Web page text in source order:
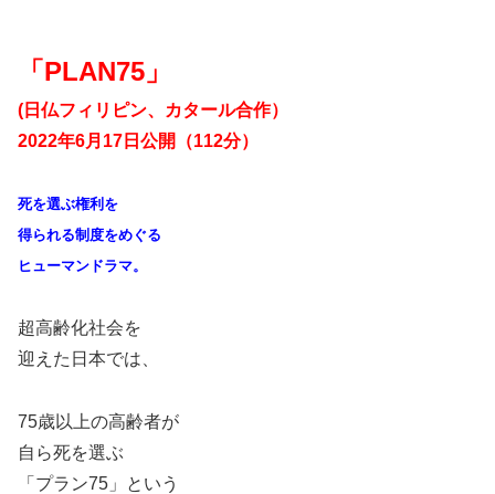
「PLAN75」
(日仏フィリピン、カタール合作）
2022年6月17日公開（112分）
死を選ぶ権利を
得られる制度をめぐる
ヒューマンドラマ。
超高齢化社会を
迎えた日本では、
75歳以上の高齢者が
自ら死を選ぶ
「プラン75」という